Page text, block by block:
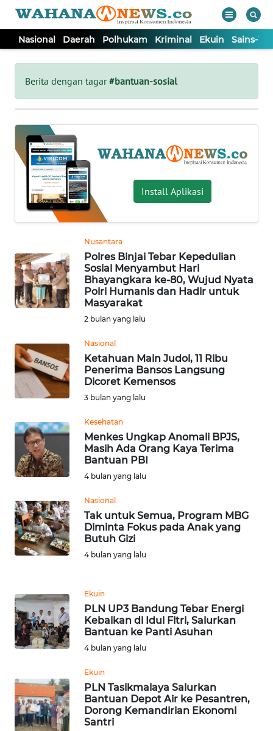
Nasional Daerah Polhukam Kriminal Ekuin Sains-
Berita dengan tagar#bantuan-sosial
Install Aplikasi
Nusantara
Polres Binjai Tebar Kepedulian
Sosial Menyambut Hari
Bhayangkara ke-80, Wujud Nyata
Polri Humanis dan Hadir untuk
Masyarakat
2 bulan yang lalu
Nasional
Ketahuan Main Judol, 11 Ribu
Penerima Bansos Langsung
Dicoret Kemensos
3 bulan yang lalu
Kesehatan
Menkes Ungkap Anomali BPJS,
Masih Ada Orang Kaya Terima
Bantuan PBI
4 bulan yang lalu
Nasional
Tak untuk Semua, Program MBG
Diminta Fokus pada Anak yang
Butuh Gizi
4 bulan yang lalu
Ekuin
PLN UP3 Bandung Tebar Energi
Kebaikan di Idul Fitri, Salurkan
Bantuan ke Panti Asuhan
4 bulan yang lalu
Ekuin
PLN Tasikmalaya Salurkan
Bantuan Depot Air ke Pesantren,
Dorong Kemandirian Ekonomi
Santri
Tutup
NASIONAL
DAERAH
POLHUKAM
KRIMINAL
SAINS-TEKNO
INTERNASIONAL
SERBA-SERBI
OLAHRAGA
EDITORIAL
Informasi
KONTAK
KAMI
IKLAN
TENTANG
KAMI